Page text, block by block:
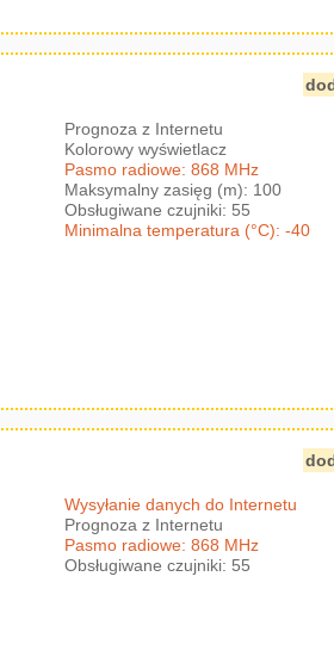
Prognoza z Internetu
Kolorowy wyświetlacz
Pasmo radiowe: 868 MHz
Maksymalny zasięg (m): 100
Obsługiwane czujniki: 55
Minimalna temperatura (°C): -40
Wysyłanie danych do Internetu
Prognoza z Internetu
Pasmo radiowe: 868 MHz
Obsługiwane czujniki: 55